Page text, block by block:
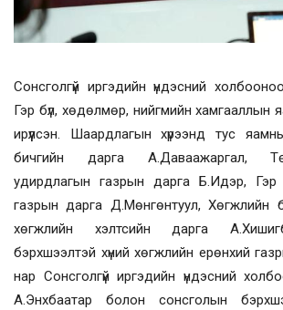
Сонсголгүй иргэдийн үндэсний
Гэр бүл, хөдөлмөр, нийгмийн хамгааллын
ирүүлсэн. Шаардлагын хүрээнд тус
бичгийн дарга А.Даваажаргал,
удирдлагын газрын дарга Б.Идэр, Гэр
газрын дарга Д.Мөнгөнтуул, Хөгжлийн
хөгжлийн хэлтсийн дарга
бэрхшээлтэй хүний хөгжлийн ерөнхий
нар Сонсголгүй иргэдийн үндэсний
А.Энхбаатар болон сонсголын